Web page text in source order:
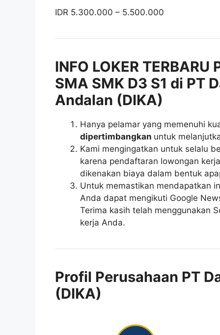
IDR 5.300.000 – 5.500.000
INFO LOKER
SMA SMK D3 S1 di PT
Andalan (DIKA)
Hanya pelamar yang memenuhi
dipertimbangkan untuk
Kami mengingatkan untuk selalu
karena pendaftaran lowongan
dikenakan biaya dalam bentuk
Untuk memastikan mendapatkan
Anda dapat mengikuti Google
Terima kasih telah menggunakan
kerja Anda.
Profil Perusahaan PT
(DIKA)